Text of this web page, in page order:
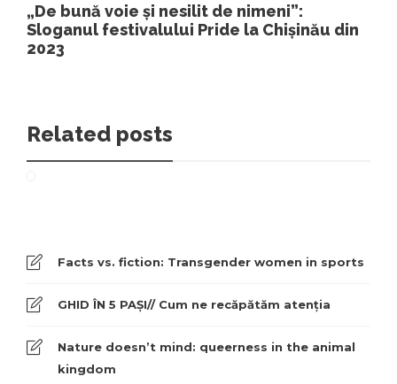
„De bună voie și nesilit de nimeni”:
Sloganul festivalului Pride la Chișinău din
2023
Related posts
Facts vs. fiction: Transgender women in sports
GHID ÎN 5 PAȘI// Cum ne recăpătăm atenția
Nature doesn’t mind: queerness in the animal
kingdom